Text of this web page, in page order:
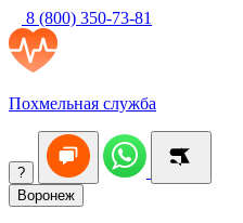
8 (800) 350-73-81
Похмельная служба
?
Воронеж